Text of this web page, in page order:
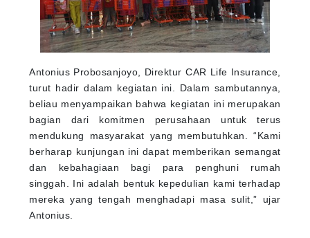
Antonius Probosanjoyo, Direktur CAR Life Insurance,
turut hadir dalam kegiatan ini. Dalam sambutannya,
beliau menyampaikan bahwa kegiatan ini merupakan
bagian dari komitmen perusahaan untuk terus
mendukung masyarakat yang membutuhkan. “Kami
berharap kunjungan ini dapat memberikan semangat
dan kebahagiaan bagi para penghuni rumah
singgah. Ini adalah bentuk kepedulian kami terhadap
mereka yang tengah menghadapi masa sulit,” ujar
Antonius.